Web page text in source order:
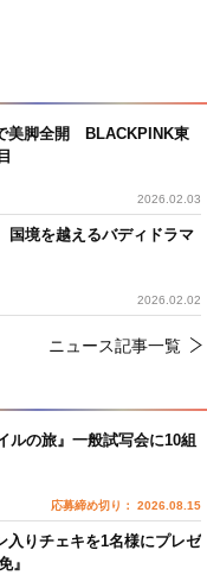
美脚全開 BLACKPINK東
2026.02.03
境を越えるバディドラマ
2026.02.02
ニュース記事一覧
ルの旅』一般試写会に10組
応募締め切り： 2026.08.15
入りチェキを1名様にプレゼ
』